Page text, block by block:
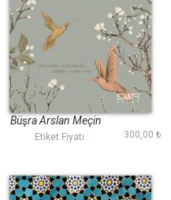
Misal Alemi
Büşra Arslan Meçin
Etiket Fiyatı : 300,00 ₺